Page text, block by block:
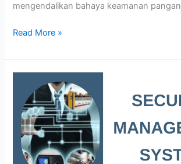
mengendalikan bahaya keamanan pangan
Read More »
MANAGEMENT
SYSTEM